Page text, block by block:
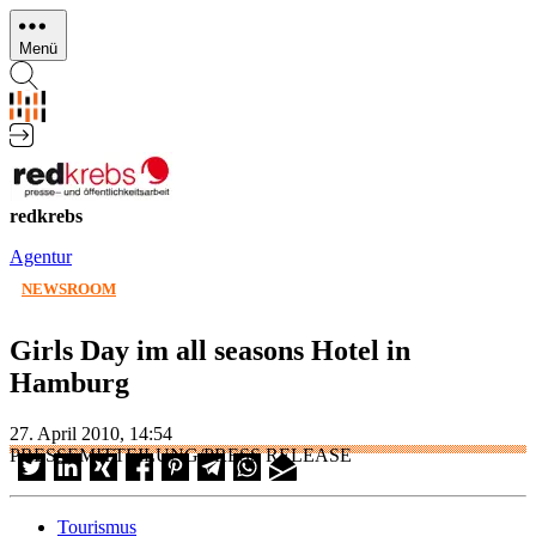
Direkt
zum
Inhalt
Menü
redkrebs
Agentur
NEWSROOM
Girls Day im all seasons Hotel in
Hamburg
27. April 2010, 14:54
PRESSEMITTEILUNG/PRESS RELEASE
Tourismus